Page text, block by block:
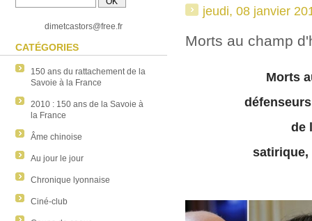
dimetcastors@free.fr
CATÉGORIES
150 ans du rattachement de la
Savoie à la France
2010 : 150 ans de la Savoie à
la France
Âme chinoise
Au jour le jour
Chronique lyonnaise
Ciné-club
jeudi, 08 janvier
Morts au champ
Morts
de
satirique,